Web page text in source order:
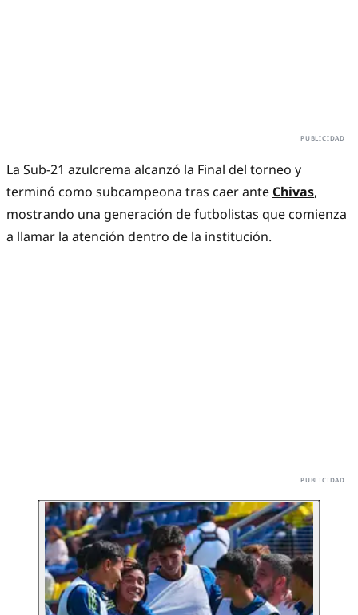
La Sub-21 azulcrema alcanzó la Final del torneo y
terminó como subcampeona tras caer ante Chivas,
mostrando una generación de futbolistas que comienza
a llamar la atención dentro de la institución.